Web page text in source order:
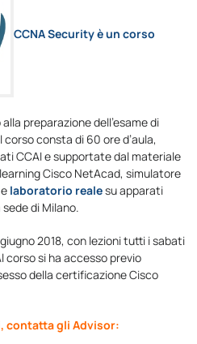
CCNA Security è un corso
preparazione dell’esame di
corso consta di 60 ore d’aula,
CCAI e supportate dal materiale
Cisco NetAcad, simulatore
laboratorio realesu apparati
di Milano.
2018, con lezioni tutti i sabati
corso si ha accesso previo
della certificazione Cisco
contatta gli Advisor: